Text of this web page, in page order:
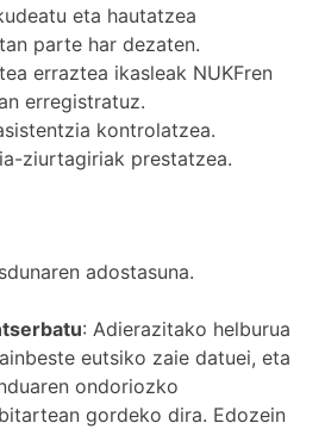
eta hautatzea
parte har dezaten.
erraztea ikasleak NUKFren
erregistratuz.
kontrolatzea.
ziurtagiriak prestatzea.
adostasuna.
: Adierazitako helburua
eutsiko zaie datuei, eta
ondoriozko
gordeko dira. Edozein